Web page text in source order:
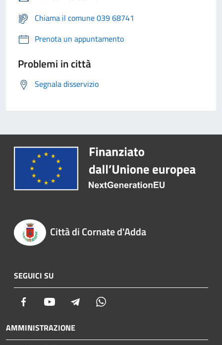
Chiama il comune 039 68741
Prenota un appuntamento
Problemi in città
Segnala disservizio
Città di Cornate d'Adda
SEGUICI SU
Facebook Youtube Telegram
AMMINISTRAZIONE